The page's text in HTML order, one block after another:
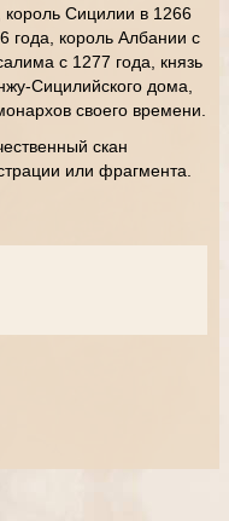
король Сицилии в 1266
года, король Албании с
с 1277 года, князь
Сицилийского дома,
своего времени.
скан
или фрагмента.